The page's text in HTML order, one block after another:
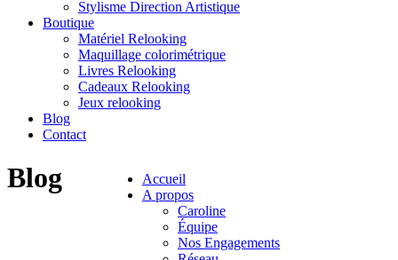
Stylisme Direction Artistique
Boutique
Matériel Relooking
Maquillage colorimétrique
Livres Relooking
Cadeaux Relooking
Jeux relooking
Blog
Contact
Accueil
A propos
Caroline
Équipe
Nos Engagements
Blog